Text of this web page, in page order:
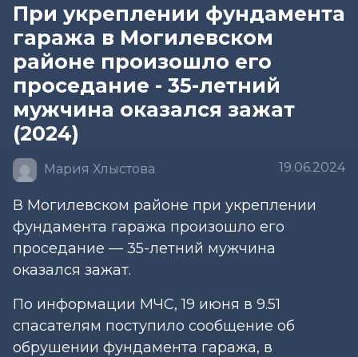
При укреплении фундамента
гаража в Могилевском
районе произошло его
проседание - 35-летний
мужчина оказался зажат
(2024)
Мария Хлыстова 19.06.2024
В Могилевском районе при укреплении
фундамента гаража произошло его
проседание — 35-летний мужчина
оказался зажат.
По информации МЧС, 19 июня в 9.51
спасателям поступило сообщение об
обрушении фундамента гаража, в